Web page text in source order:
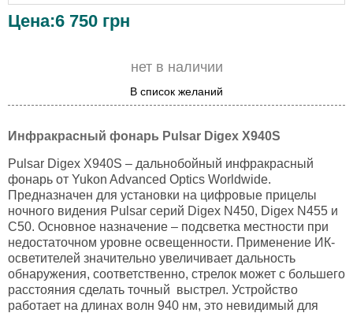
Цена:6 750 грн
нет в наличии
В список желаний
Инфракрасный фонарь Pulsar Digex X940S
Pulsar Digex X940S – дальнобойный инфракрасный
фонарь от Yukon Advanced Optics Worldwide.
Предназначен для установки на цифровые прицелы
ночного видения Pulsar серий Digex N450, Digex N455 и
C50. Основное назначение – подсветка местности при
недостаточном уровне освещенности. Применение ИК-
осветителей значительно увеличивает дальность
обнаружения, соответственно, стрелок может с большего
расстояния сделать точный выстрел. Устройство
работает на длинах волн 940 нм, это невидимый для